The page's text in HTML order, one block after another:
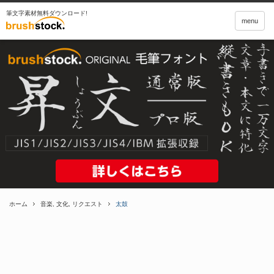
筆文字素材無料ダウンロード!
menu
ホーム 音楽, 文化, リクエスト 太鼓